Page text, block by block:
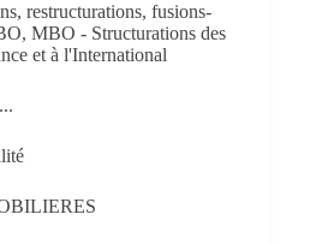
restructurations, fusions-
MBO - Structurations des
et à l'International